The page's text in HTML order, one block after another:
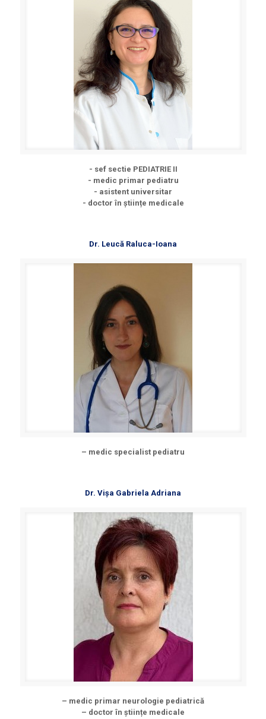
- sef sectie PEDIATRIE II
- medic primar pediatru
- asistent universitar
- doctor în științe medicale
Dr. Leucă Raluca-Ioana
– medic specialist pediatru
Dr. Vișa Gabriela Adriana
– medic primar neurologie pediatrică
– doctor în științe medicale